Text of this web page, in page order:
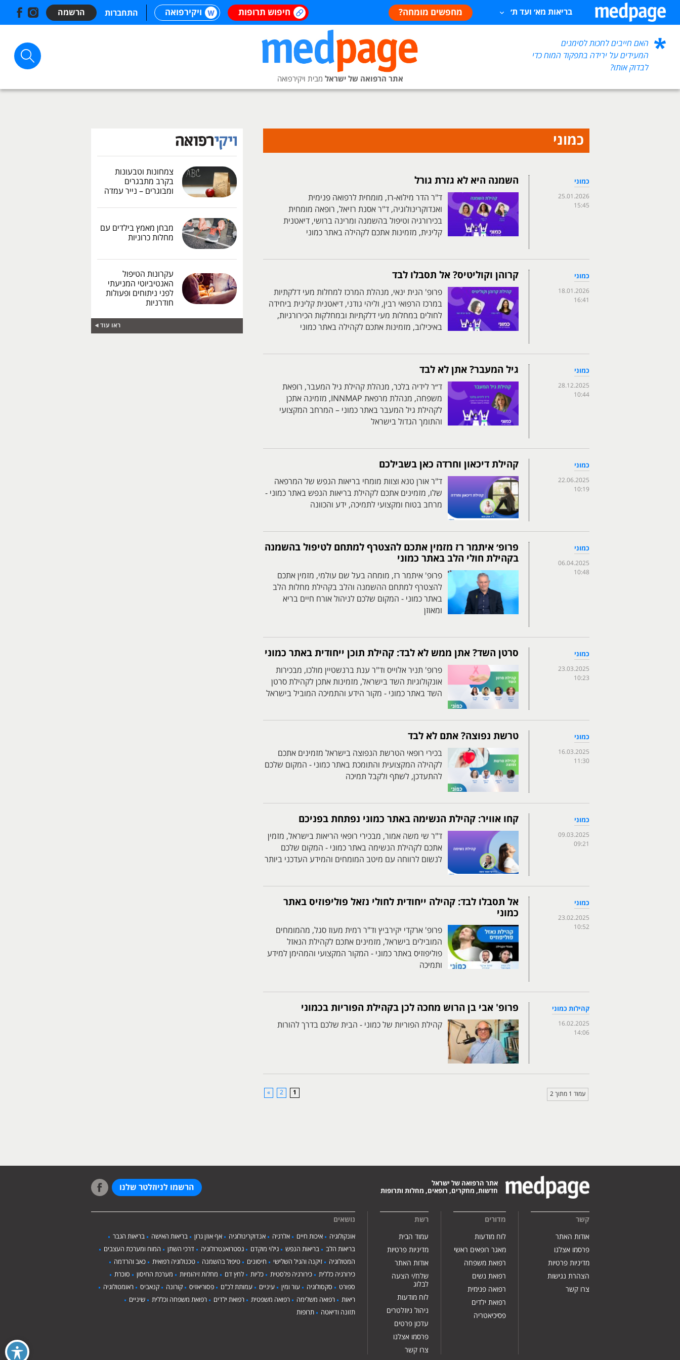
בריאות מא׳ ועד ת׳ מחפשים מומחה? חיפוש תרופות ויקירפואה התחברות הרשמה
האם חייבים לחכות לסימנים
המעידים על ירידה בתפקוד המוח כדי
לבדוק אותו?
אתר הרפואה של ישראל מבית ויקירפואה
כמוני
כמוני
25.01.2026
15:45
השמנה היא לא גזרת גורל
ד"ר הדר מילוא-רז, מומחית לרפואה פנימית
ואנדוקרינולוגיה, ד"ר אסנת רזיאל, רופאה מומחית
בכירורגיה וטיפול בהשמנה ומרינה ברושי, דיאטנית
קלינית, מזמינות אתכם לקהילה באתר כמוני
כמוני
18.01.2026
16:41
קרוהן וקוליטיס? אל תסבלו לבד
פרופ' הנית ינאי, מנהלת המרכז למחלות מעי דלקתיות
במרכז הרפואי רבין, וליהי גודני, דיאטנית קלינית ביחידה
לחולים במחלות מעי דלקתיות ובמחלקות הכירורגיות,
באיכילוב, מזמינות אתכם לקהילה באתר כמוני
כמוני
28.12.2025
10:44
גיל המעבר? אתן לא לבד
ד״ר לידיה בלכר, מנהלת קהילת גיל המעבר, רופאת
משפחה, מנהלת מרפאת INNMAP, מזמינה אתכן
לקהילת גיל המעבר באתר כמוני – המרחב המקצועי
והתומך הגדול בישראל
כמוני
22.06.2025
10:19
קהילת דיכאון וחרדה כאן בשבילכם
ד"ר אורן טנא וצוות מומחי בריאות הנפש של המרפאה
שלו, מזמינים אתכם לקהילת בריאות הנפש באתר כמוני -
מרחב בטוח ומקצועי לתמיכה, ידע והכוונה
כמוני
06.04.2025
10:48
פרופ׳ איתמר רז מזמין אתכם להצטרף למתחם לטיפול בהשמנה
בקהילת חולי הלב באתר כמוני
פרופ' איתמר רז, מומחה בעל שם עולמי, מזמין אתכם
להצטרף למתחם ההשמנה והלב בקהילת מחלות הלב
באתר כמוני - המקום שלכם לניהול אורח חיים בריא
ומאוזן
כמוני
23.03.2025
10:23
סרטן השד? אתן ממש לא לבד: קהילת תוכן ייחודית באתר כמוני
פרופ' תניר אלוייס וד"ר ענת ברנשטיין מולכו, מבכירות
אונקולוגיות השד בישראל, מזמינות אתכן לקהילת סרטן
השד באתר כמוני - מקור הידע והתמיכה המוביל בישראל
כמוני
16.03.2025
11:30
טרשת נפוצה? אתם לא לבד
בכירי רופאי הטרשת הנפוצה בישראל מזמינים אתכם
לקהילה המקצועית והתומכת באתר כמוני - המקום שלכם
להתעדכן, לשתף ולקבל תמיכה
כמוני
09.03.2025
09:21
קחו אוויר: קהילת הנשימה באתר כמוני נפתחת בפניכם
ד"ר שי משה אמור, מבכירי רופאי הריאות בישראל, מזמין
אתכם לקהילת הנשימה באתר כמוני - המקום שלכם
לנשום לרווחה עם מיטב המומחים והמידע העדכני ביותר
כמוני
23.02.2025
10:52
אל תסבלו לבד: קהילה ייחודית לחולי נזאל פוליפוזיס באתר
כמוני
פרופ' ארקדי יקירביץ וד"ר רמית מעוז סגל, מהמומחים
המובילים בישראל, מזמינים אתכם לקהילת הנאזל
פוליפוזיס באתר כמוני - המקור המקצועי והמהימן למידע
ותמיכה
קהילות כמוני
16.02.2025
14:06
פרופ' אבי בן הרוש מחכה לכן בקהילת הפוריות בכמוני
קהילת הפוריות של כמוני - הבית שלכם בדרך להורות
עמוד 1 מתוך 2 1
2
»
צמחונות וטבעונות
בקרב מתבגרים
ומבוגרים – נייר עמדה
מבחן מאמץ בילדים עם
מחלות כרוניות
עקרונות הטיפול
האנטיביוטי המניעתי
לפני ניתוחים ופעולות
חודרניות
ראו עוד
אתר הרפואה של ישראל
חדשות, מחקרים, רופאים, מחלות ותרופות
הרשמו לניוזלטר שלנו
קשר
אודות האתר
פרסמו אצלנו
מדיניות פרטיות
הצהרת נגישות
צרו קשר
מדורים
לוח מודעות
מאגר רופאים ראשי
רפואת משפחה
רפואת נשים
רפואה פנימית
רפואת ילדים
פסיכיאטריה
רשת
עמוד הבית
מדיניות פרטיות
אודות האתר
שלח/י הצעה
לבלוג
לוח מודעות
ניהול ניוזלטרים
עדכון פרטים
פרסמו אצלנו
צרו קשר
נושאים
אונקולוגיה איכות חיים אלרגיה אנדוקרינולוגיה אף אוזן גרון בריאות האישה
בריאות הגבר
בריאות הלב
בריאות הנפש גילוי מוקדם גסטרואנטרולוגיה דרכי השתן
המוח ומערכת העצבים
המטולוגיה
זיקנה והגיל השלישי חיסונים טיפול בהשמנה טכנולוגיה רפואית
כאב והרדמה
כירורגיה כללית
כירורגיה פלסטית כליות לחץ דם מחלות זיהומיות מערכת החיסון
סוכרת
ספורט
סקסולוגיה עור ומין עיניים עמותת לכ"ם פסוריאזיס קורונה קנאביס
ראומטולוגיה
ריאות
רפואה משלימה רפואה משפטית רפואת ילדים רפואת משפחה וכללית
שיניים
תזונה ודיאטה
תרופות